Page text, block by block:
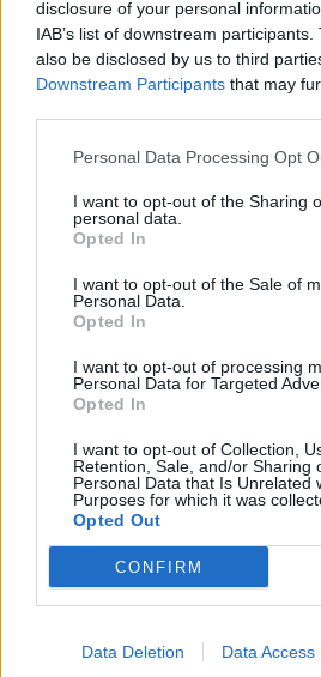
disclosure of your personal
IAB’s list of downstream
also be disclosed by us to third
Downstream Participants that may
Personal Data Processing Opt
I want to opt-out of the Sharing
personal data.
Opted In
I want to opt-out of the Sale of
Personal Data.
Opted In
I want to opt-out of processing
Personal Data for Targeted
Opted In
I want to opt-out of Collection,
Retention, Sale, and/or Sharing
Personal Data that Is Unrelated
Purposes for which it was
Opted Out
CONFIRM
Data Deletion Data Access
Αρχές.
Ο συλληφθείς, με τη
σχηματίστηκε σε βάρος
αρμόδιο Εισαγγελέα.